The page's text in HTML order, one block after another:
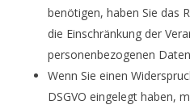
benötigen, haben Sie das
die Einschränkung der
personenbezogenen
Wenn Sie einen
DSGVO eingelegt haben,